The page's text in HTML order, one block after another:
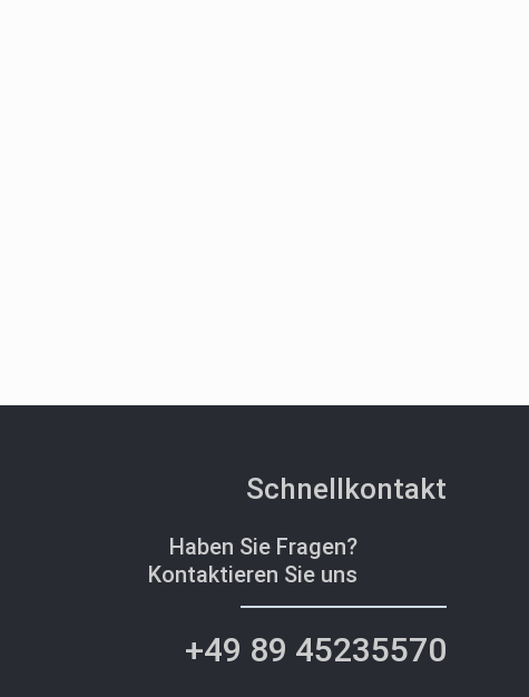
Schnellkontakt
Haben Sie Fragen?
Kontaktieren Sie uns
+49 89 45235570